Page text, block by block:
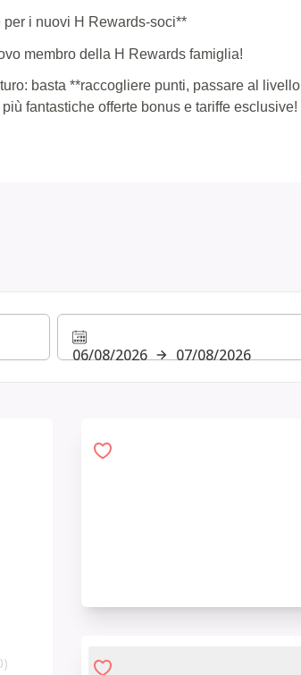
i nuovi H Rewards-soci**
membro della H Rewards famiglia!
basta **raccogliere punti, passare al livello
fantastiche offerte bonus e tariffe esclusive!
06/08/2026 07/08/2026
)